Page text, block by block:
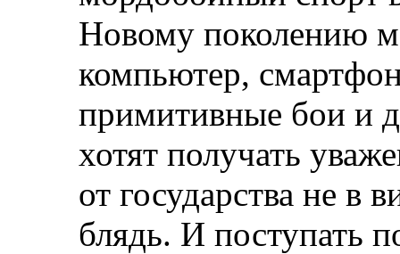
Новому поколению
компьютер,
примитивные бои и
хотят получать
от государства не в
блядь. И поступать